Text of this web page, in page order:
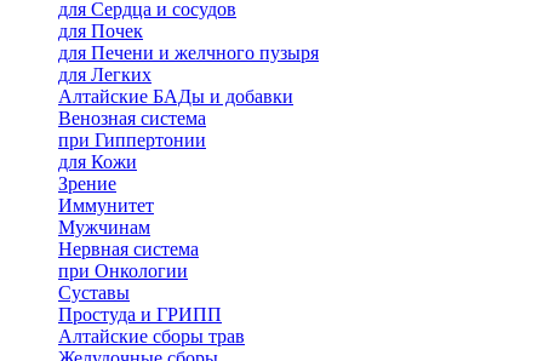
для Сердца и сосудов
для Почек
для Печени и желчного пузыря
для Легких
Алтайские БАДы и добавки
Венозная система
при Гиппертонии
для Кожи
Зрение
Иммунитет
Мужчинам
Нервная система
при Онкологии
Суставы
Простуда и ГРИПП
Алтайские сборы трав